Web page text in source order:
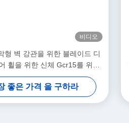
비디오
형 벽 강관을 위한 블레이드 디
휠을 위한 신체 Gcr15를 위한
관절 단기 3-35mm Al 합금
좋은 가격 을 구하라